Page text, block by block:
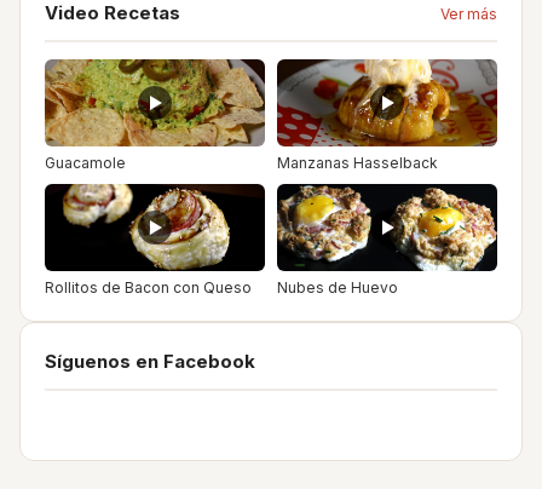
Video Recetas Ver más
Guacamole Manzanas Hasselback
Rollitos de Bacon con Queso Nubes de Huevo
Síguenos en Facebook